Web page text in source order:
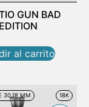
GUN BAD
EDITION
al carrito
30.18 MM 18K